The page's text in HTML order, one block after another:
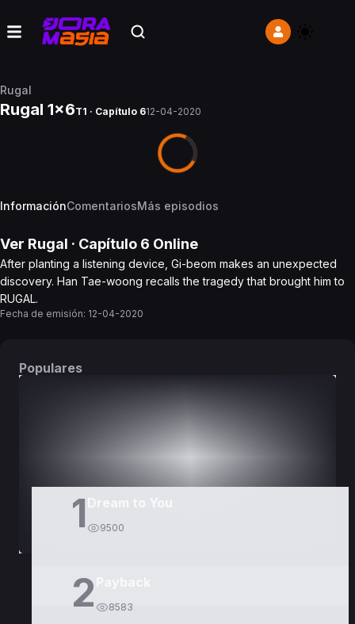
Rugal
Rugal 1x6T1 · Capítulo 612-04-2020
InformaciónComentariosMás episodios
Ver Rugal · Capítulo 6 Online
After planting a listening device, Gi-beom makes an unexpected
discovery. Han Tae-woong recalls the tragedy that brought him to
RUGAL.
Fecha de emisión: 12-04-2020
Populares
1 Dream to You
9500
2 8583